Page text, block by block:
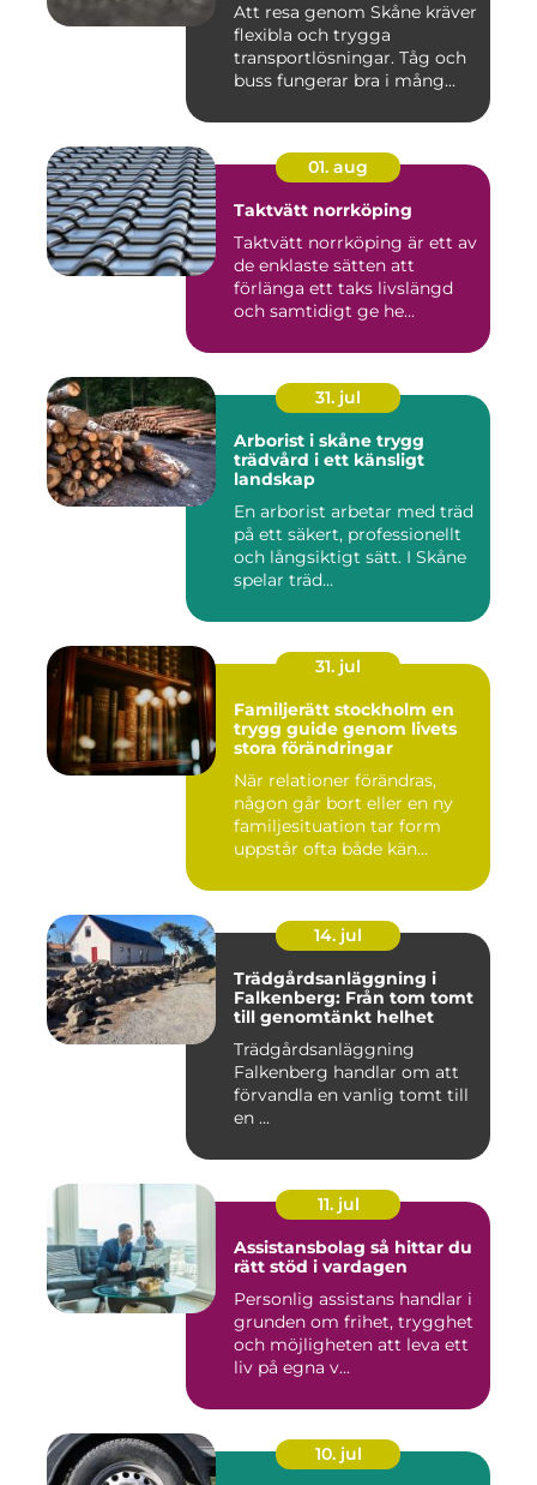
Att resa genom Skåne kräver
flexibla och trygga
transportlösningar. Tåg och
buss fungerar bra i mång...
01. aug
Taktvätt norrköping
Taktvätt norrköping är ett av
de enklaste sätten att
förlänga ett taks livslängd
och samtidigt ge he...
31. jul
Arborist i skåne trygg
trädvård i ett känsligt
landskap
En arborist arbetar med träd
på ett säkert, professionellt
och långsiktigt sätt. I Skåne
spelar träd...
31. jul
Familjerätt stockholm en
trygg guide genom livets
stora förändringar
När relationer förändras,
någon går bort eller en ny
familjesituation tar form
uppstår ofta både kän...
14. jul
Trädgårdsanläggning i
Falkenberg: Från tom tomt
till genomtänkt helhet
Trädgårdsanläggning
Falkenberg handlar om att
förvandla en vanlig tomt till
en ...
11. jul
Assistansbolag så hittar du
rätt stöd i vardagen
Personlig assistans handlar i
grunden om frihet, trygghet
och möjligheten att leva ett
liv på egna v...
10. jul